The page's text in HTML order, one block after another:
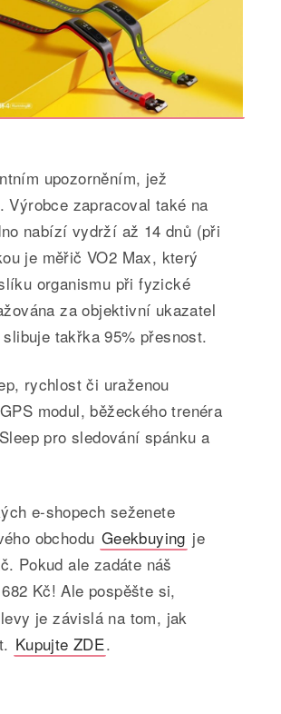
upozorněním, jež
zapracoval také na
nabízí vydrží až 14 dnů (při
je měřič VO2 Max, který
organismu při fyzické
za objektivní ukazatel
takřka 95% přesnost.
rychlost či uraženou
modul, běžeckého trenéra
pro sledování spánku a
e-shopech seženete
obchodu Geekbuying je
Pokud ale zadáte náš
Kč! Ale pospěšte si,
je závislá na tom, jak
Kupujte ZDE.